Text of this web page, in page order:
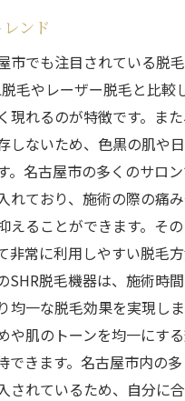
ンド
市でも注目されている脱
毛やレーザー脱毛と比較
現れるのが特徴です。ま
しないため、色黒の肌や
。名古屋市の多くのサロ
れており、施術の際の痛
えることができます。そ
非常に利用しやすい脱毛
SHR脱毛機器は、施術時
均一な脱毛効果を実現し
や肌のトーンを均一にす
できます。名古屋市内の
されているため、自分に